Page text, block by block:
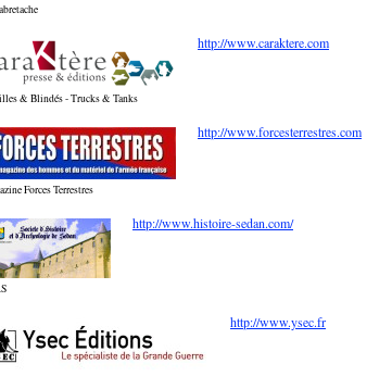
& Blindés - Trucks & Tanks
http://www.caraktere.com
Forces Terrestres
http://www.forcesterrestres.com
http://www.histoire-sedan.com/
http://www.ysec.fr